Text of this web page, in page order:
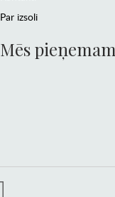
Par izsoli
Mēs pieņemam